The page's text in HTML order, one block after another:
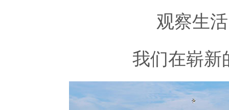
观察生
我们在崭新